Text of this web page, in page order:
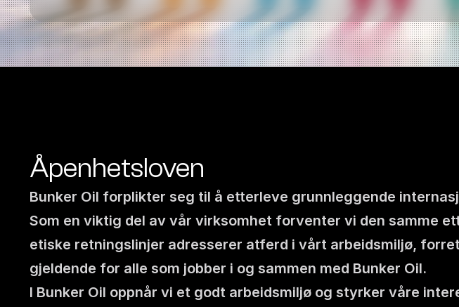
Åpenhetsloven
Bunker Oil forplikter seg til å etterleve grunnleggende
Som en viktig del av vår virksomhet forventer vi den samme
etiske retningslinjer adresserer atferd i vårt arbeidsmiljø,
gjeldende for alle som jobber i og sammen med Bunker Oil.
I Bunker Oil oppnår vi et godt arbeidsmiljø og styrker våre